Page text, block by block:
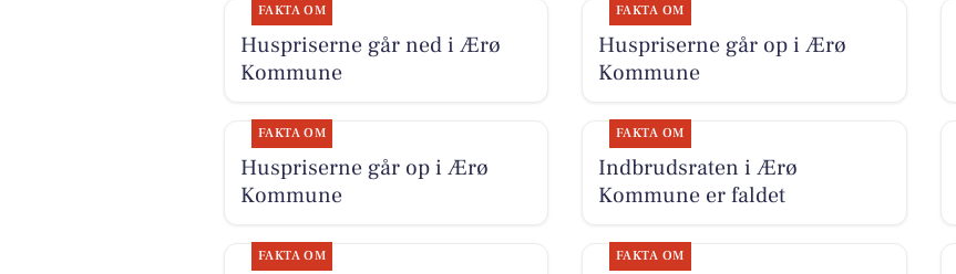
FAKTA OM
Huspriserne går ned i Ærø
Kommune
FAKTA OM
Huspriserne går op i Ærø
Kommune
FAKTA OM
Huspriserne går op i Ærø
Kommune
FAKTA OM
Indbrudsraten i Ærø
Kommune er faldet
FAKTA OM FAKTA OM